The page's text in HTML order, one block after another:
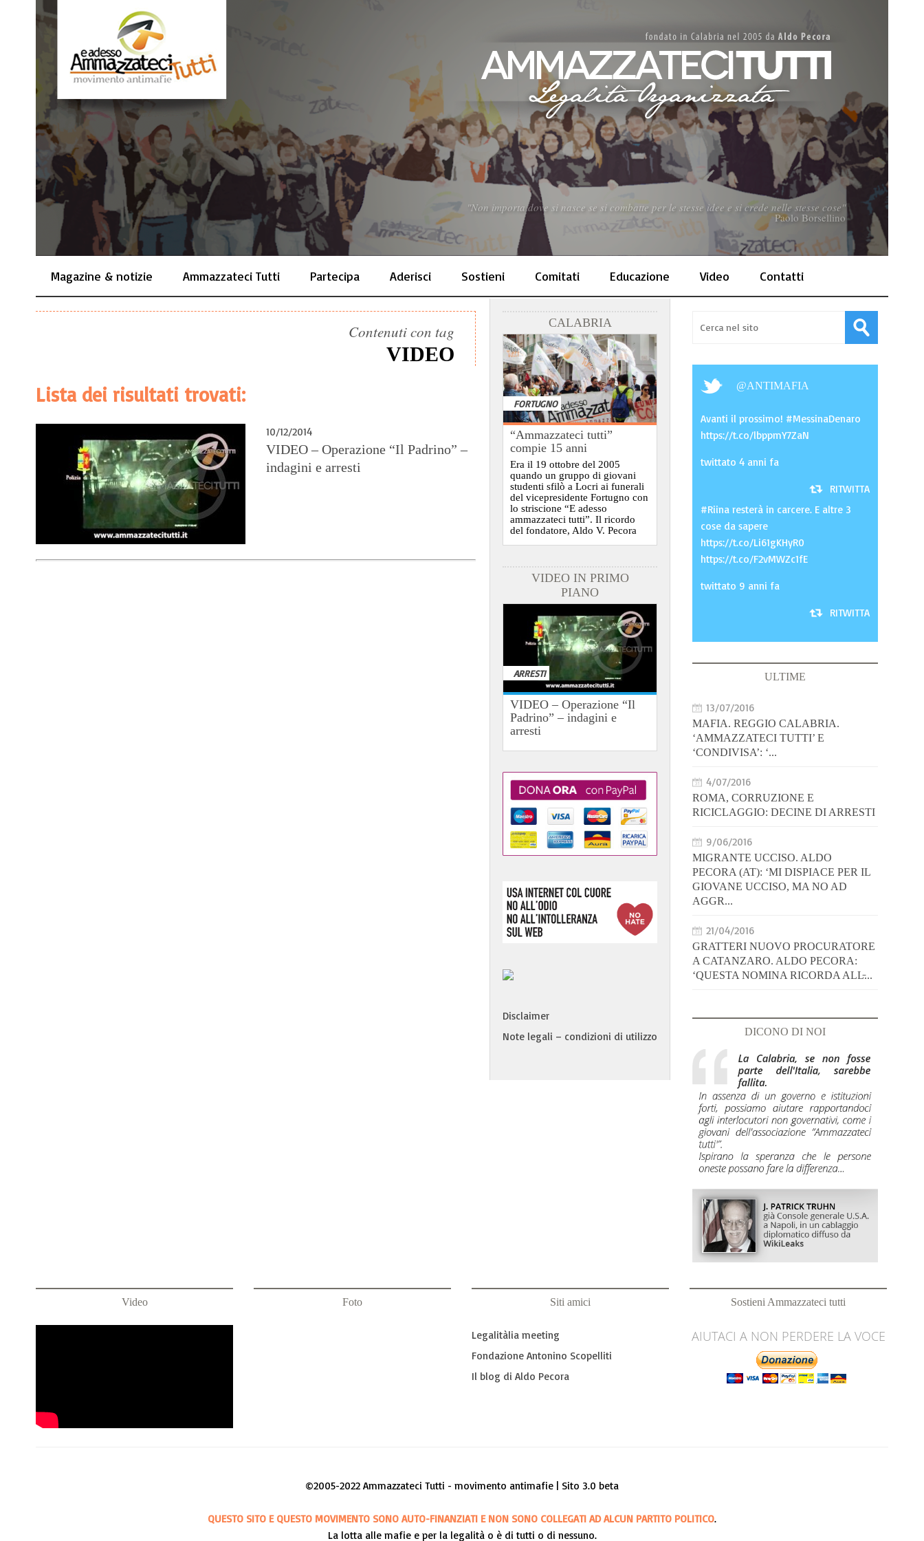
"Non importa dove si nasce se si combatte per le stesse idee e si crede nelle stesse cose"
Paolo Borsellino
Magazine & notizie Ammazzateci Tutti Partecipa Aderisci Sostieni Comitati Educazione Video Contatti
Contenuti con tag
VIDEO
Lista dei risultati trovati:
10/12/2014
VIDEO – Operazione “Il Padrino” –
indagini e arresti
CALABRIA
FORTUGNO
“Ammazzateci tutti”
compie 15 anni
Era il 19 ottobre del 2005
quando un gruppo di giovani
studenti sfilò a Locri ai funerali
del vicepresidente Fortugno con
lo striscione “E adesso
ammazzateci tutti”. Il ricordo
del fondatore, Aldo V. Pecora
VIDEO IN PRIMO
PIANO
ARRESTI
VIDEO – Operazione “Il
Padrino” – indagini e
arresti
Disclaimer
Note legali – condizioni di utilizzo
@ANTIMAFIA
Avanti il prossimo! #MessinaDenaro
https://t.co/lbppmY7ZaN
twittato 4 anni fa
RITWITTA
#Riina resterà in carcere. E altre 3
cose da sapere
https://t.co/Li61gKHyR0
https://t.co/F2vMWZc1fE
twittato 9 anni fa
RITWITTA
ULTIME
13/07/2016
MAFIA. REGGIO CALABRIA.
‘AMMAZZATECI TUTTI’ E
‘CONDIVISA’: ‘...
4/07/2016
ROMA, CORRUZIONE E
RICICLAGGIO: DECINE DI ARRESTI
9/06/2016
MIGRANTE UCCISO. ALDO
PECORA (AT): ‘MI DISPIACE PER IL
GIOVANE UCCISO, MA NO AD
AGGR...
21/04/2016
GRATTERI NUOVO PROCURATORE
A CATANZARO. ALDO PECORA:
‘QUESTA NOMINA RICORDA ALL̵...
DICONO DI NOI
Video Foto Siti amici
Legalitàlia meeting
Fondazione Antonino Scopelliti
Il blog di Aldo Pecora
Sostieni Ammazzateci tutti
AIUTACI A NON PERDERE LA VOCE
©2005-2022 Ammazzateci Tutti - movimento antimafie | Sito 3.0 beta
QUESTO SITO E QUESTO MOVIMENTO SONO AUTO-FINANZIATI E NON SONO COLLEGATI AD ALCUN PARTITO POLITICO.
La lotta alle mafie e per la legalità o è di tutti o di nessuno.